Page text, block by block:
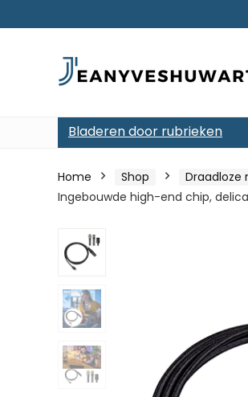
Bladeren door rubrieken
Home Shop Draadloze
Ingebouwde high-end chip,